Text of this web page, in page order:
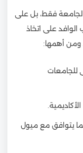
الجامعة فقط، بل على
على اتخاذ
ومن أهمها:
للجامعات
يتوافق مع ميول